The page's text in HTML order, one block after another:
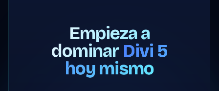
Empieza a
dominar Divi 5
hoy mismo